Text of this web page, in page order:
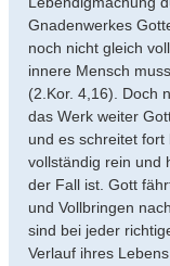
Gnadenwerkes
noch nicht gleich
innere Mensch
(2.Kor. 4,16). Doch
das Werk weiter
und es schreitet
vollständig rein und
der Fall ist. Gott
und Vollbringen
sind bei jeder
Verlauf ihres